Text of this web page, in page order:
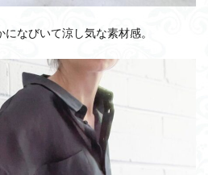
なびいて涼し気な素材感。